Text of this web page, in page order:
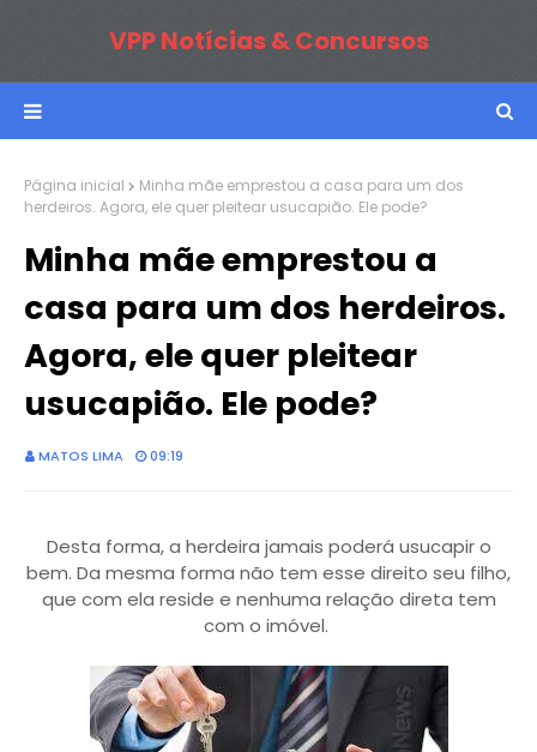
VPP Notícias & Concursos
Página inicial
Minha mãe emprestou a casa para um dos
herdeiros. Agora, ele quer pleitear usucapião. Ele pode?
Minha mãe emprestou a
casa para um dos herdeiros.
Agora, ele quer pleitear
usucapião. Ele pode?
MATOS LIMA 09:19
Desta forma, a herdeira jamais poderá usucapir o
bem. Da mesma forma não tem esse direito seu filho,
que com ela reside e nenhuma relação direta tem
com o imóvel.